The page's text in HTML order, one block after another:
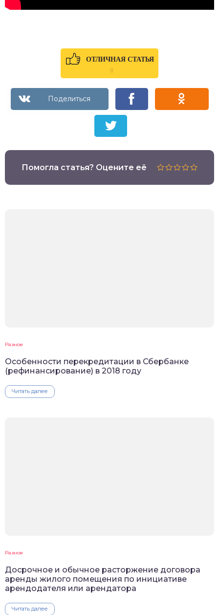
ОТЛИЧНАЯ СТАТЬЯ
0
Помогла статья? Оцените её
Разное
Особенности перекредитации в Сбербанке
(рефинансирование) в 2018 году
Читать далее
Разное
Досрочное и обычное расторжение договора
аренды жилого помещения по инициативе
арендодателя или арендатора
Читать далее